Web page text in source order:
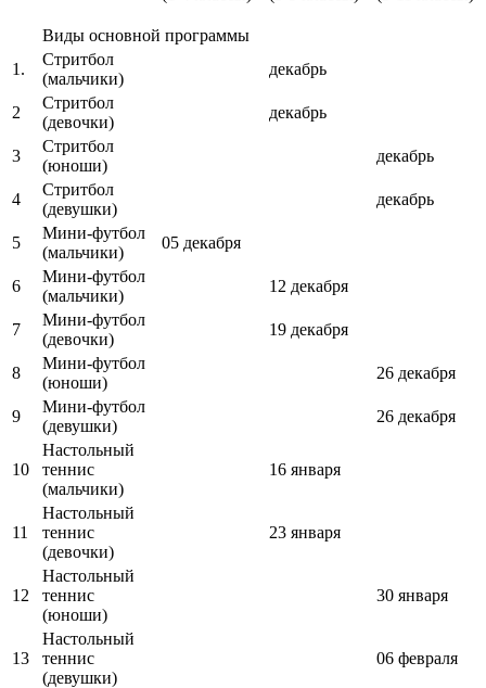
Виды основной программы
1.
Стритбол
(мальчики)
декабрь
2
Стритбол
(девочки)
декабрь
3
Стритбол
(юноши)
декабрь
4
Стритбол
(девушки)
декабрь
5
Мини-футбол
(мальчики)
05 декабря
6
Мини-футбол
(мальчики)
12 декабря
7
Мини-футбол
(девочки)
19 декабря
8
Мини-футбол
(юноши)
26 декабря
9
Мини-футбол
(девушки)
26 декабря
10
Настольный
теннис
(мальчики)
16 января
11
Настольный
теннис
(девочки)
23 января
12
Настольный
теннис
(юноши)
30 января
13
Настольный
теннис
(девушки)
06 февраля